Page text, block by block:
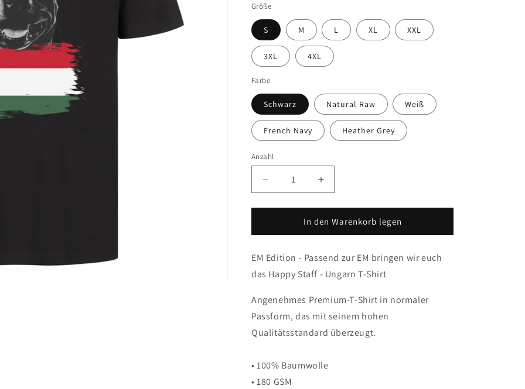
Größe
S M L XL XXL
3XL 4XL
Farbe
Schwarz Natural Raw Weiß
French Navy Heather Grey
Anzahl
Verringere
die
Menge
&quot;Happy
-
Ungarn&quot;
Premium
T-
Shirt
Erhöhe
die
Menge
für
&quot;Happy
-
Ungarn&quot;
Premium
T-
Shirt
In den Warenkorb legen
EM Edition - Passend zur EM bringen wir euch
das Happy Staff - Ungarn T-Shirt
Angenehmes Premium-T-Shirt in normaler
Passform, das mit seinem hohen
Qualitätsstandard überzeugt.
• 100% Baumwolle
• 180 GSM